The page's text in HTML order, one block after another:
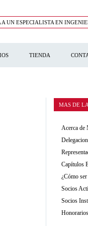
A UN ESPECIALISTA EN
TIENDA
MAS DE
Acerca de
Capítulos
¿Cómo
Socios
Socios
Honorarios